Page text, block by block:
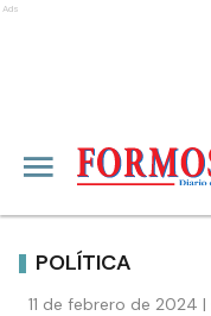
Ads
POLÍTICA
11 de febrero de 2024